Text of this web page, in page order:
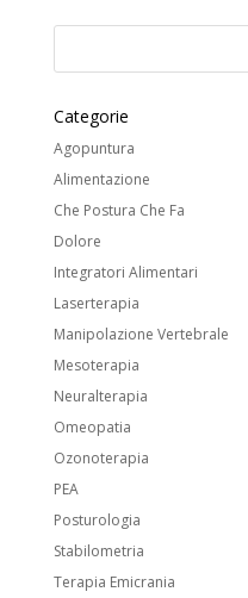
Categorie
Agopuntura
Alimentazione
Che Postura Che Fa
Dolore
Integratori Alimentari
Laserterapia
Manipolazione Vertebrale
Mesoterapia
Neuralterapia
Omeopatia
Ozonoterapia
PEA
Posturologia
Stabilometria
Terapia Emicrania